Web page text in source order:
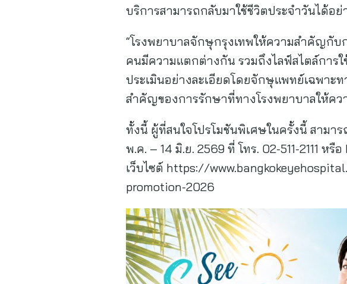
บริการสามารถกลับมาใช้ชีวิตประจำวันได้อ
“โรงพยาบาลจักษุกรุงเทพให้ความสำคัญกับ
คนมีความแตกต่างกัน รวมถึงไลฟ์สไตล์การ
ประเมินอย่างละเอียดโดยจักษุแพทย์เฉพาะ
สำคัญของการรักษาที่ทางโรงพยาบาลให้ค
ทั้งนี้ ผู้ที่สนใจโปรโมชันพิเศษในครั้งนี้ สามา
พ.ค. – 14 มิ.ย. 2569 ที่ โทร. 02-511-2111 ห
เว็บไซต์ https://
promotion-2026